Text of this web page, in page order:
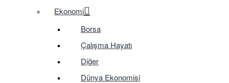
Ekonomi
Borsa
Çalışma Hayatı
Diğer
Dünya Ekonomisi